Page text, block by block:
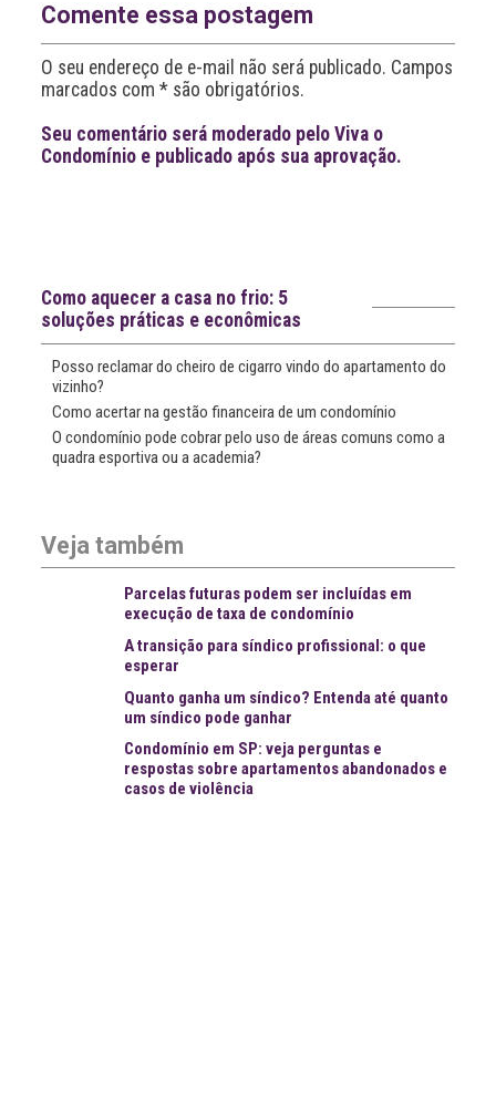
n
a
t
i
v
:
Comente essa postagem
O seu endereço de e-mail não será publicado. Campos
marcados com * são obrigatórios.
Seu comentário será moderado pelo Viva o
Condomínio e publicado após sua aprovação.
Notícias recentes
Como aquecer a casa no frio: 5
soluções práticas e econômicas
Posso reclamar do cheiro de cigarro vindo do apartamento do
vizinho?
Como acertar na gestão financeira de um condomínio
O condomínio pode cobrar pelo uso de áreas comuns como a
quadra esportiva ou a academia?
Veja também
Parcelas futuras podem ser incluídas em
execução de taxa de condomínio
A transição para síndico profissional: o que
esperar
Quanto ganha um síndico? Entenda até quanto
um síndico pode ganhar
Condomínio em SP: veja perguntas e
respostas sobre apartamentos abandonados e
casos de violência